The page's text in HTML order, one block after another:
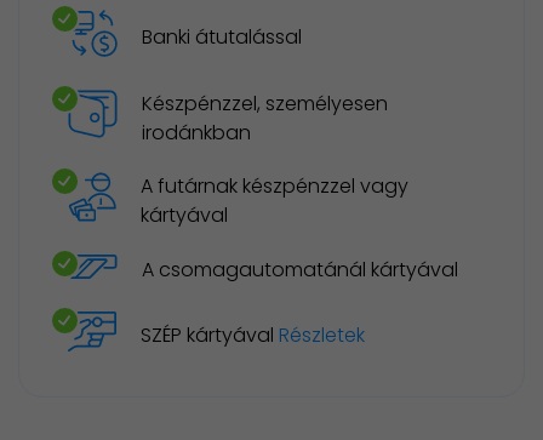
Banki átutalással
Készpénzzel, személyesen
irodánkban
A futárnak készpénzzel vagy
kártyával
A csomagautomatánál kártyával
SZÉP kártyával Részletek